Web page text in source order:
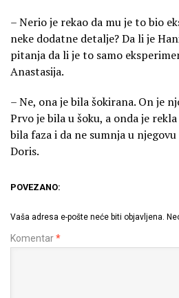
– Nerio je rekao da mu je to bio
neke dodatne detalje? Da li je
pitanja da li je to samo
Anastasija.
– Ne, ona je bila šokirana. On je
Prvo je bila u šoku, a onda je
bila faza i da ne sumnja u
Doris.
POVEZANO:
Vaša adresa e-pošte neće biti objavljena.
Komentar*